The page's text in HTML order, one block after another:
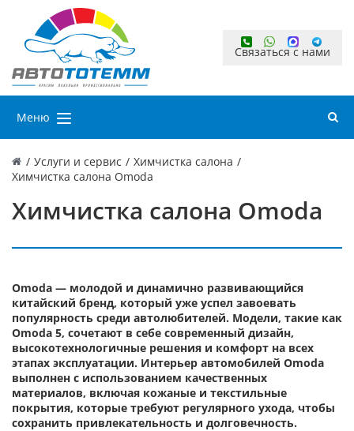
Связаться с нами
Меню
/ Услуги и сервис / Химчистка салона /
Химчистка салона Omoda
Химчистка салона Omoda
Omoda — молодой и динамично развивающийся
китайский бренд, который уже успел завоевать
популярность среди автолюбителей. Модели, такие как
Omoda 5, сочетают в себе современный дизайн,
высокотехнологичные решения и комфорт на всех
этапах эксплуатации. Интерьер автомобилей Omoda
выполнен с использованием качественных
материалов, включая кожаные и текстильные
покрытия, которые требуют регулярного ухода, чтобы
сохранить привлекательность и долговечность.